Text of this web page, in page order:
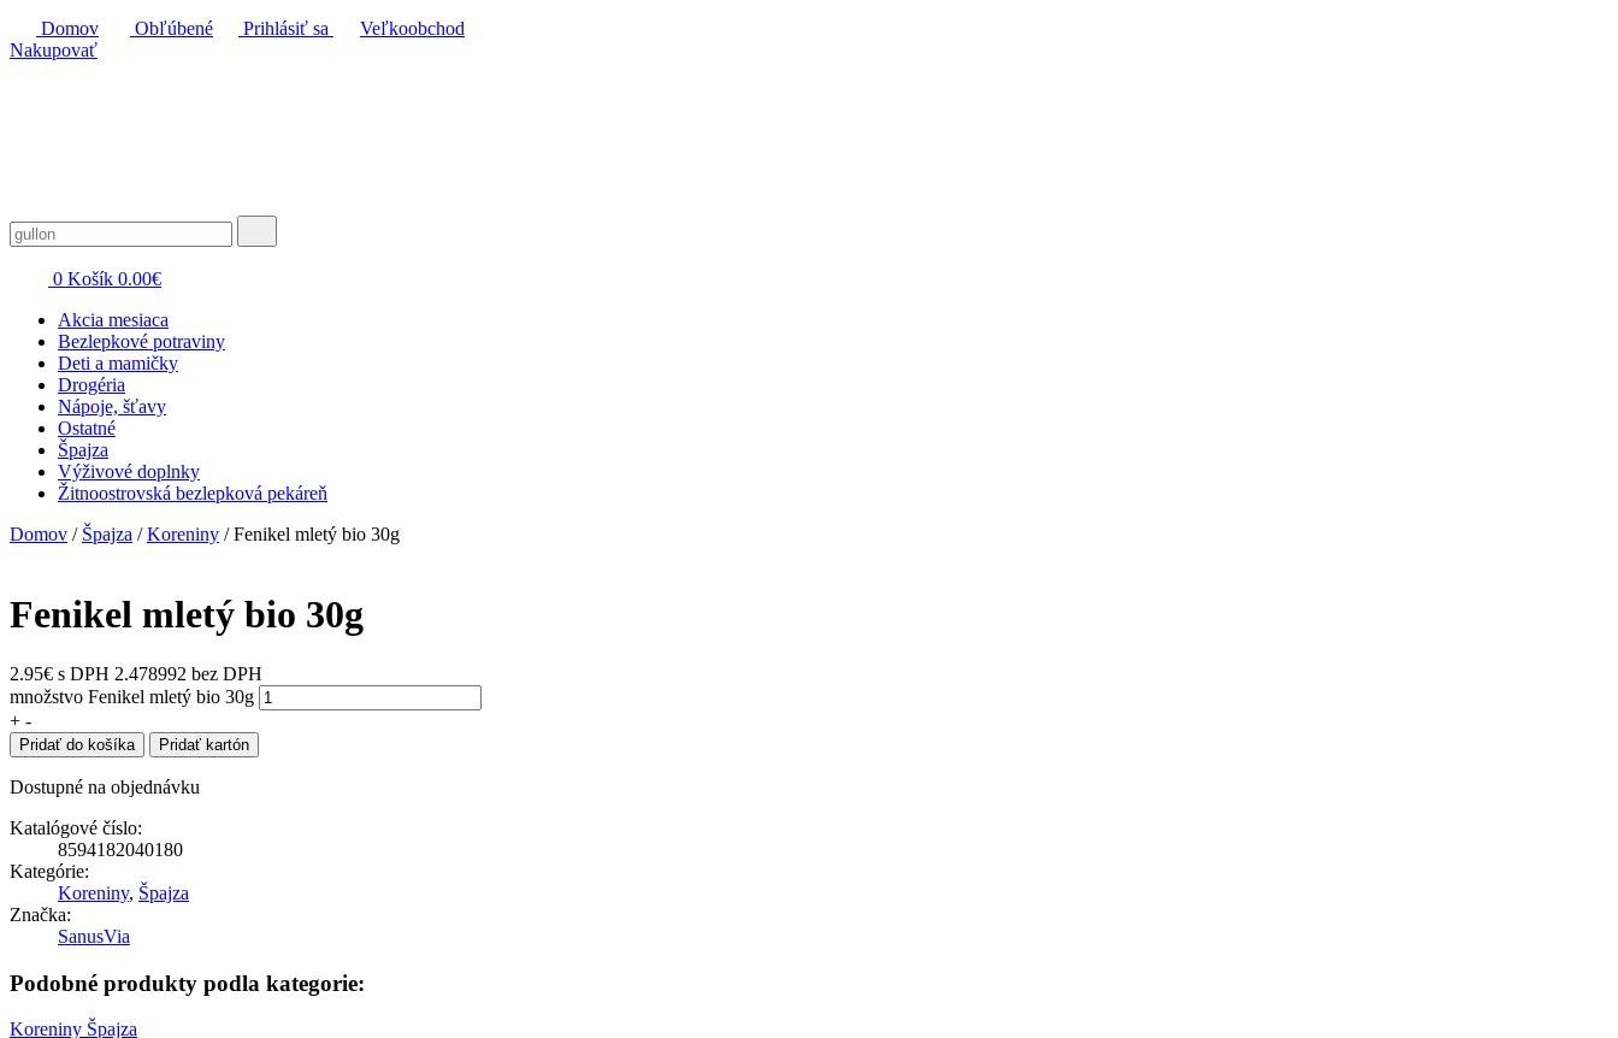
Domov Obľúbené Prihlásiť sa
Veľkoobchod
Nakupovať
0 Košík 0.00€
Akcia mesiaca
Bezlepkové potraviny
Deti a mamičky
Drogéria
Nápoje, šťavy
Ostatné
Špajza
Výživové doplnky
Žitnoostrovská bezlepková pekáreň
Domov / Špajza /Koreniny / Fenikel mletý bio 30g
Fenikel mletý bio 30g
2.95€ s DPH 2.478992 bez DPH
množstvo Fenikel mletý bio 30g
+ -
Pridať do košíka Pridať kartón
Dostupné na objednávku
Katalógové číslo:
8594182040180
Kategórie:
Koreniny, Špajza
Značka:
SanusVia
Podobné produkty podla kategorie:
Koreniny Špajza